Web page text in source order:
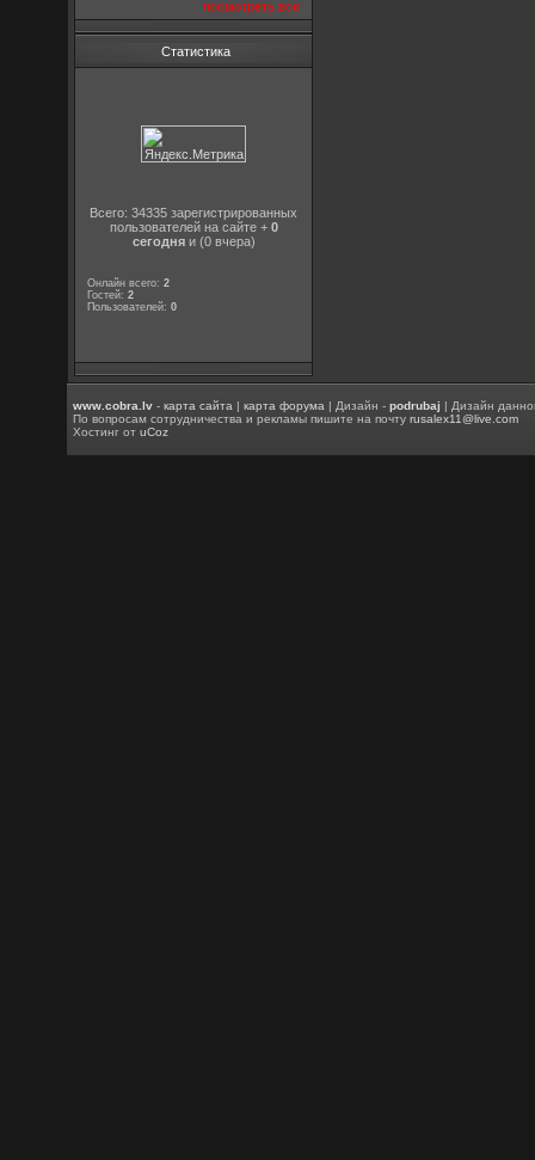
посмотреть все
Статистика
Всего: 34335 зарегистрированных
пользователей на сайте + 0
сегодняи (0 вчера)
Онлайн всего:2
Гостей:2
Пользователей:0
www.cobra.lv -карта сайта |карта форума | Дизайн -podrubaj | Дизайн
По вопросам сотрудничества и рекламы пишите на почтуrusalex11@live.com
Хостинг отuCoz